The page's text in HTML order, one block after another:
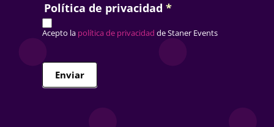
Política de privacidad *
Acepto lapolítica de privacidad de Staner Events
Enviar